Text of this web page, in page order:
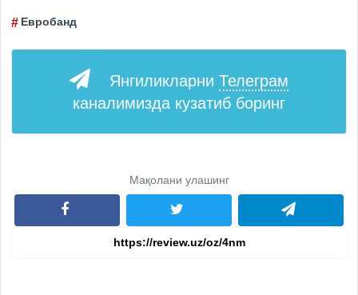
Евробанд
Янгиликларни Телеграм
каналимизда кузатиб боринг
Мақолани улашинг